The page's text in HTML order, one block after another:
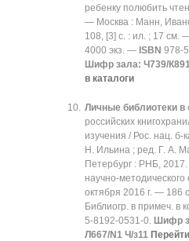
ребенку полюбить
— Москва : Манн,
108, [3] с. : ил. ; 17
4000 экз. — ISBN 978-
Шифр зала: Ч739/
в каталоги
Личные библиотеки в
российских
изучения / Рос. нац. б-
Н. Ильина ; ред. Г. А.
Петербург : РНБ,
научно-
октября 2016 г. — 186
Библиогр. в примеч. в
5-8192-0531-0. Шифр
Л667/N1 Ч/з11